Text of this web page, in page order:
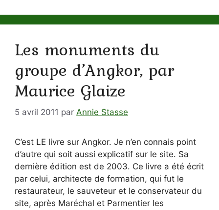
Les monuments du
groupe d’Angkor, par
Maurice Glaize
5 avril 2011 par Annie Stasse
C’est LE livre sur Angkor. Je n’en connais point
d’autre qui soit aussi explicatif sur le site. Sa
dernière édition est de 2003. Ce livre a été écrit
par celui, architecte de formation, qui fut le
restaurateur, le sauveteur et le conservateur du
site, après Maréchal et Parmentier les